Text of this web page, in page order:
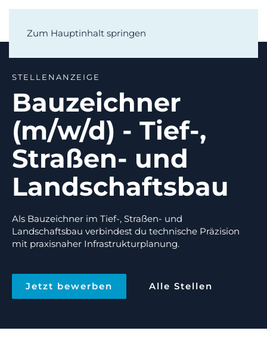
Zum Hauptinhalt springen
STELLENANZEIGE
Bauzeichner
(m/w/d) - Tief-,
Straßen- und
Landschaftsbau
Als Bauzeichner im Tief-, Straßen- und
Landschaftsbau verbindest du technische Präzision
mit praxisnaher Infrastrukturplanung.
Jetzt bewerben Alle Stellen